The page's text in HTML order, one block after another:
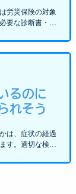
労災保険の対象
要な診断書・証
ださい。
るのに
れそう
は、症状の経過
す。適切な検査